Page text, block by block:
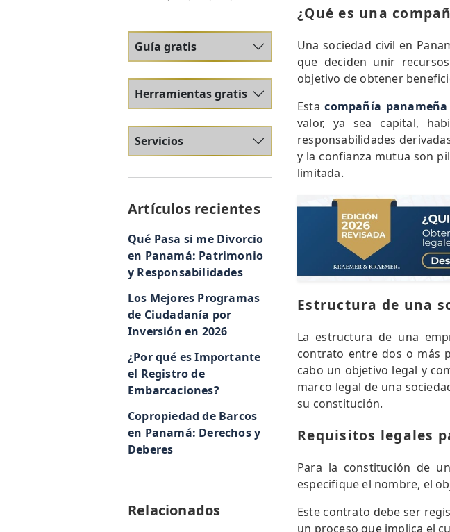
¿Qué es una
Una sociedad civil en
que deciden unir
objetivo de obtener
Estacompañía panameña
valor, ya sea capital,
responsabilidades
y la confianza mutua son
limitada.
Estructura de una
La estructura de una
contrato entre dos o más
cabo un objetivo legal y
marco legal de una
su constitución.
Requisitos legales
Para la constitución de
especifique el nombre, el
Este contrato debe ser
un proceso que implica el
Guía gratis
Herramientas gratis
Servicios
Artículos recientes
Qué Pasa si me Divorcio
en Panamá: Patrimonio
y Responsabilidades
Los Mejores Programas
de Ciudadanía por
Inversión en 2026
¿Por qué es Importante
el Registro de
Embarcaciones?
Copropiedad de Barcos
en Panamá: Derechos y
Deberes
Relacionados